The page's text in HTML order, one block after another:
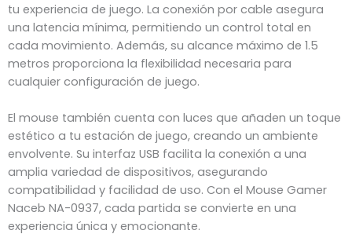
tu experiencia de juego. La conexión por cable asegura
una latencia mínima, permitiendo un control total en
cada movimiento. Además, su alcance máximo de 1.5
metros proporciona la flexibilidad necesaria para
cualquier configuración de juego.
El mouse también cuenta con luces que añaden un toque
estético a tu estación de juego, creando un ambiente
envolvente. Su interfaz USB facilita la conexión a una
amplia variedad de dispositivos, asegurando
compatibilidad y facilidad de uso. Con el Mouse Gamer
Naceb NA-0937, cada partida se convierte en una
experiencia única y emocionante.